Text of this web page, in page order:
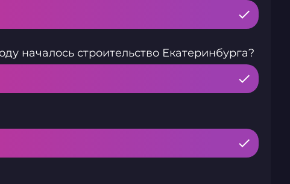
началось строительство Екатеринбурга?